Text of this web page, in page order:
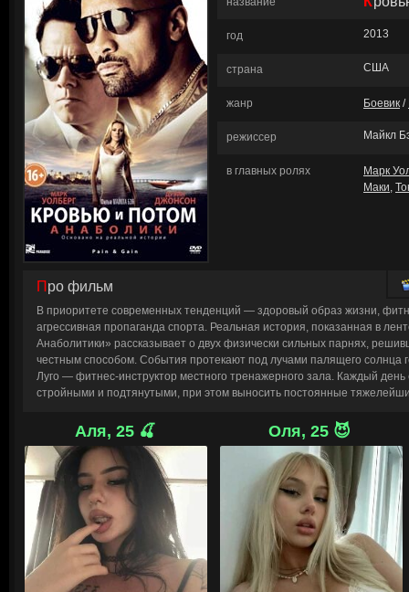
год 2013
страна США
жанр Боевик /
режиссер Майкл
в главных ролях
Марк
Маки,
Про фильм
В приоритете современных тенденций — здоровый образ жизни,
агрессивная пропаганда спорта. Реальная история, показанная в
Анаболитики» рассказывает о двух физически сильных парнях,
честным способом. События протекают под лучами палящего солнца
Луго — фитнес-инструктор местного тренажерного зала. Каждый
стройными и подтянутыми, при этом выносить постоянные
размышления о новых быстрых заработках.
Мысль похитить собственного клиента-миллионера взамен на
его, и он решается на этот отчаянный шаг. Поняв, что в одиночку ему
вынужден найти себе единомышленника. Им становится человек-
злоупотребляет анаболиками и выглядит весьма угрожающе, да еще
заключенным. Вместе они раздумывают над планом захвата,
Однако что-то начинает идти не так, как хотелось бы сообщникам. ©
Аля, 25 🍒 Оля, 25 😈